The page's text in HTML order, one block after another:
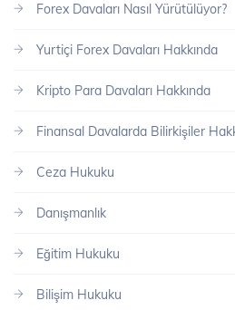
Forex Davaları Nasıl Yürütülüyor?
Yurtiçi Forex Davaları Hakkında
Kripto Para Davaları Hakkında
Finansal Davalarda Bilirkişiler
Ceza Hukuku
Danışmanlık
Eğitim Hukuku
Bilişim Hukuku